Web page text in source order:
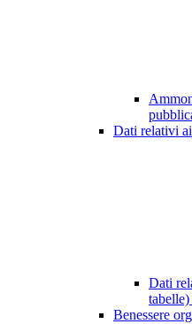
Dati relativi
Dati
tabelle)
Benessere